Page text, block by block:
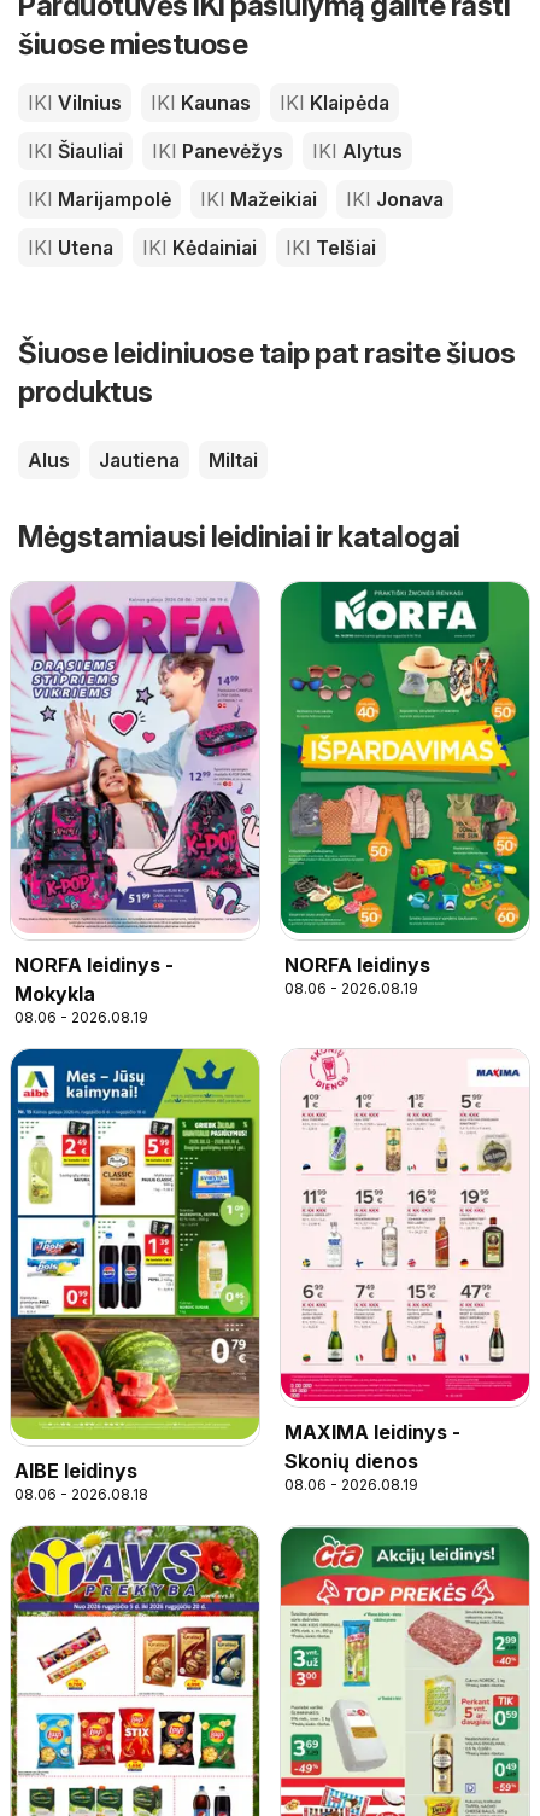
šiuose miestuose
IKI Vilnius IKI Kaunas IKI Klaipėda
IKI Šiauliai IKI Panevėžys IKI Alytus
IKI Marijampolė IKI Mažeikiai IKI Jonava
IKI Utena IKI Kėdainiai IKI Telšiai
Šiuose leidiniuose taip pat rasite šiuos
produktus
Alus Jautiena Miltai
Mėgstamiausi leidiniai ir katalogai
NORFA leidinys -
Mokykla
08.06 - 2026.08.19
NORFA leidinys
08.06 - 2026.08.19
AIBE leidinys
08.06 - 2026.08.18
MAXIMA leidinys -
Skonių dienos
08.06 - 2026.08.19